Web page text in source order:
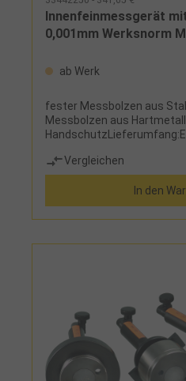
Innenfeinmessgerät
0,001mm Werksnorm
ab Werk
fester Messbolzen aus
Messbolzen aus
Messbereiches, 1 analoge
Vergleichen
In den